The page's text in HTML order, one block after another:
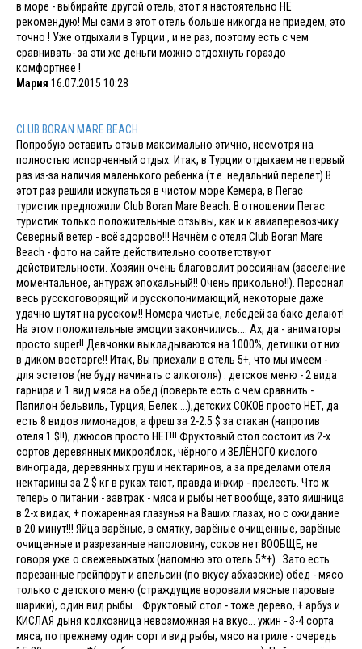
в море - выбирайте другой отель, этот я настоятельно НЕ
рекомендую! Мы сами в этот отель больше никогда не приедем, это
точно ! Уже отдыхали в Турции , и не раз, поэтому есть с чем
сравнивать- за эти же деньги можно отдохнуть гораздо
комфортнее !
Мария 16.07.2015 10:28
CLUB BORAN MARE BEACH
Попробую оставить отзыв максимально этично, несмотря на
полностью испорченный отдых. Итак, в Турции отдыхаем не первый
раз из-за наличия маленького ребёнка (т.е. недальний перелёт) В
этот раз решили искупаться в чистом море Кемера, в Пегас
туристик предложили Club Boran Mare Beach. В отношении Пегас
туристик только положительные отзывы, как и к авиаперевозчику
Северный ветер - всё здорово!!! Начнём с отеля Club Boran Mare
Beach - фото на сайте действительно соответствуют
действительности. Хозяин очень благоволит россиянам (заселение
моментальное, антураж эпохальный!! Очень прикольно!!). Персонал
весь русскоговорящий и русскопонимающий, некоторые даже
удачно шутят на русском!! Номера чистые, лебедей за бакс делают!
На этом положительные эмоции закончились.... Ах, да - аниматоры
просто super!! Девчонки выкладываются на 1000%, детишки от них
в диком восторге!! Итак, Вы приехали в отель 5+, что мы имеем -
для эстетов (не буду начинать с алкоголя) : детское меню - 2 вида
гарнира и 1 вид мяса на обед (поверьте есть с чем сравнить -
Папилон бельвиль, Турция, Белек ...),детских СОКОВ просто НЕТ, да
есть 8 видов лимонадов, а фреш за 2-2.5 $ за стакан (напротив
отеля 1 $!!), джюсов просто НЕТ!!! Фруктовый стол состоит из 2-х
сортов деревянных микрояблок, чёрного и ЗЕЛЁНОГО кислого
винограда, деревянных груш и нектаринов, а за пределами отеля
нектарины за 2 $ кг в руках тают, правда инжир - прелесть. Что ж
теперь о питании - завтрак - мяса и рыбы нет вообще, зато яишница
в 2-х видах, + пожаренная глазунья на Ваших глазах, но с ожидание
в 20 минут!!! Яйца варёные, в смятку, варёные очищенные, варёные
очищенные и разрезанные наполовину, соков нет ВООБЩЕ, не
говоря уже о свежевыжатых (напомню это отель 5*+).. Зато есть
порезанные грейпфрут и апельсин (по вкусу абхазские) обед - мясо
только с детского меню (страждущие воровали мясные паровые
шарики), один вид рыбы... Фруктовый стол - тоже дерево, + арбуз и
КИСЛАЯ дыня колхозница невозможная на вкус... ужин - 3-4 сорта
мяса, по прежнему один сорт и вид рыбы, мясо на гриле - очередь